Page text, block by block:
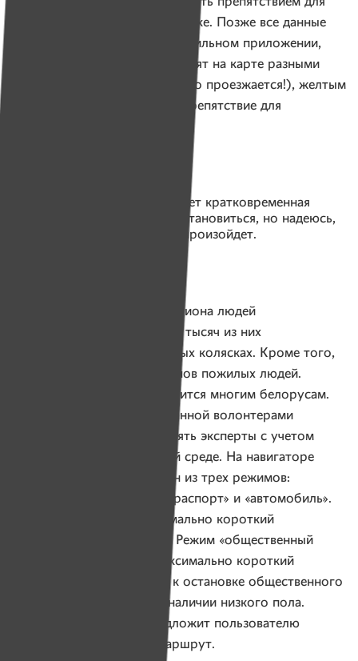
человека на инвалидной коляске. Позже все данные
будут сведены воедино в мобильном приложении,
а выявленные элементы пометят на карте разными
цветами: зеленым (все отлично проезжается!), желтым
(есть вопросы) и красным (препятствие для
Иногда на меня нападает кратковременная
неуверенность. Я боюсь остановиться, но надеюсь,
что этого не произойдет.
В Беларуси около полумиллиона людей
с инвалидностью. Около 20 тысяч из них
передвигаются на инвалидных колясках. Кроме того,
в стране около 2,5 миллионов пожилых людей.
А значит, навигатор пригодится многим белорусам.
Оценку доступности собранной волонтерами
информации будут проверять эксперты с учетом
положения о безбарьерной среде. На навигаторе
можно будет выбрать один из трех режимов:
«пеший», «общественный траспорт» и «автомобиль».
«Пеший» проложит максимально короткий
и безбарьерный маршрут. Режим «общественный
транспорт» подскажет максимально короткий
и безбарьерный маршрут к остановке общественного
транспорта и сообщит о наличии низкого пола.
Режим «автомобиль» предложит пользователю
максимально короткий маршрут.